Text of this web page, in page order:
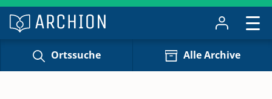
Ortssuche Alle Archive